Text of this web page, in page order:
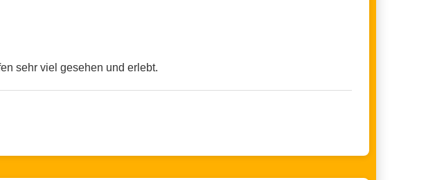
sehr viel gesehen und erlebt.